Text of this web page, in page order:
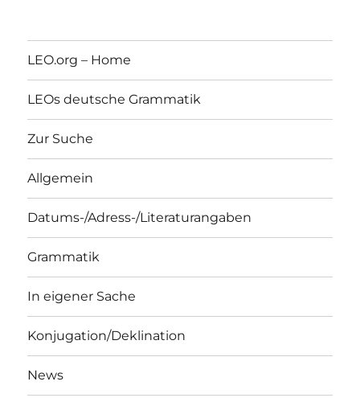
LEO.org – Home
LEOs deutsche Grammatik
Zur Suche
Allgemein
Datums-/Adress-/Literaturangaben
Grammatik
In eigener Sache
Konjugation/Deklination
News